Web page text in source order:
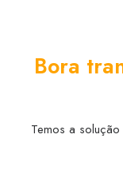
Bora
Temos a